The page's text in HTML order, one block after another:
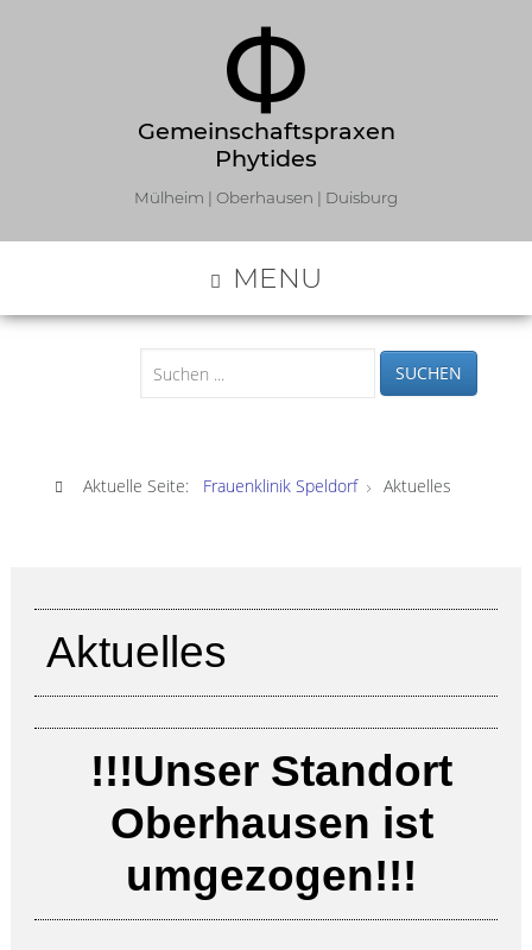
Gemeinschaftspraxen
Phytides
Mülheim | Oberhausen | Duisburg
MENU
SUCHEN
Aktuelle Seite: Frauenklinik Speldorf Aktuelles
Aktuelles
!!!Unser Standort
Oberhausen ist
umgezogen!!!